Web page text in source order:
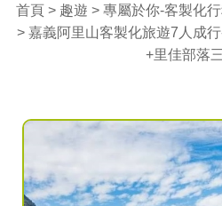
首頁> 趣遊 > 專屬於你-客製化
> 嘉義阿里山客製化旅遊7人成
+里佳部落